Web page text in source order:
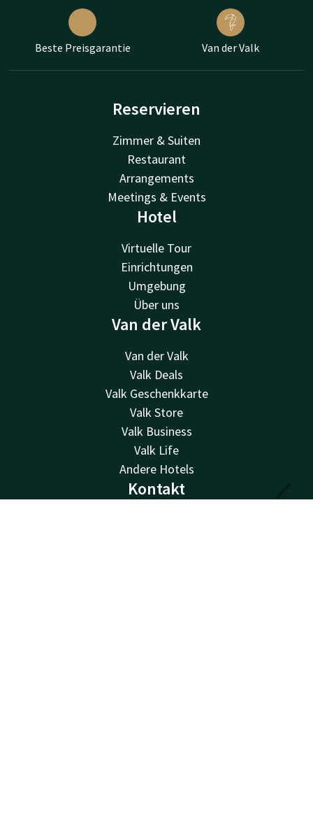
Beste Preisgarantie Van der Valk
Reservieren
Zimmer & Suiten
Restaurant
Arrangements
Meetings & Events
Hotel
Virtuelle Tour
Einrichtungen
Umgebung
Über uns
Van der Valk
Van der Valk
Valk Deals
Valk Geschenkkarte
Valk Store
Valk Business
Valk Life
Andere Hotels
Kontakt